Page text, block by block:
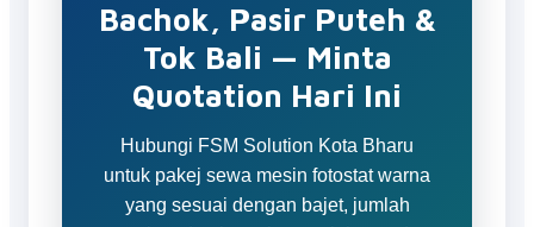
Bachok, Pasir Puteh &
Tok Bali — Minta
Quotation Hari Ini
Hubungi FSM Solution Kota Bharu
untuk pakej sewa mesin fotostat warna
yang sesuai dengan bajet, jumlah